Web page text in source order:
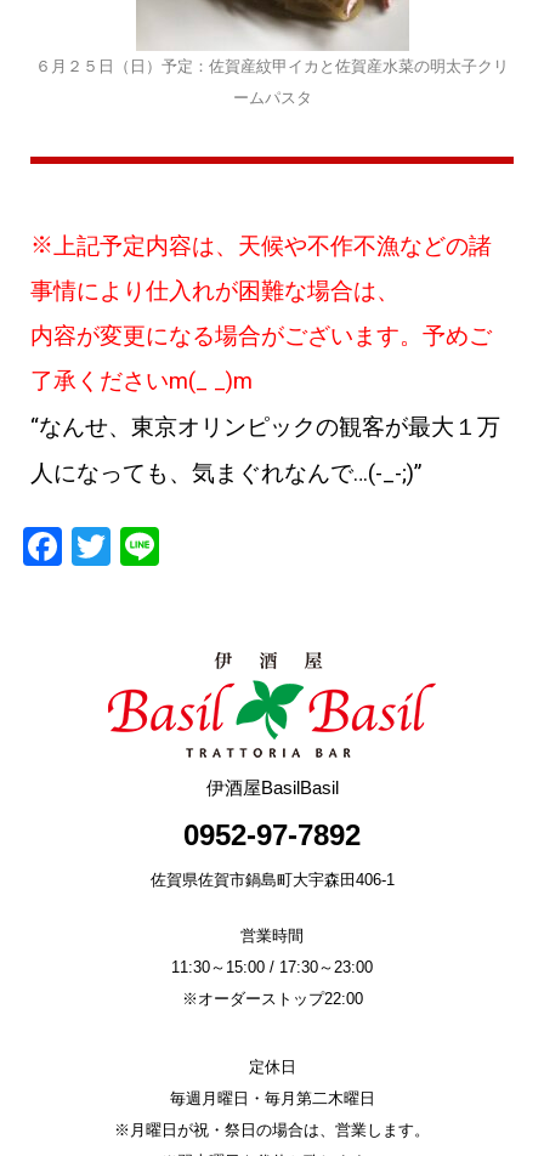
６月２５日（日）予定：佐賀産紋甲イカと佐賀産水菜の明太子クリ
ームパスタ
※上記予定内容は、天候や不作不漁などの諸
事情により仕入れが困難な場合は、
内容が変更になる場合がございます。予めご
了承くださいm(_ _)m
“なんせ、東京オリンピックの観客が最大１万
人になっても、気まぐれなんで…(-_-;)”
F
T
伊酒屋BasilBasil
0952-97-7892
佐賀県佐賀市鍋島町大宇森田406-1
営業時間
11:30～15:00 / 17:30～23:00
※オーダーストップ22:00
定休日
毎週月曜日・毎月第二木曜日
※月曜日が祝・祭日の場合は、営業します。